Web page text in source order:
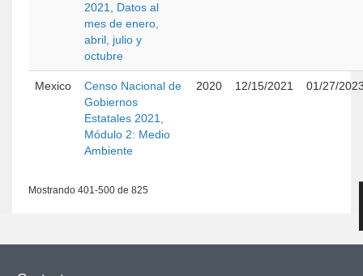
2021, Datos al
mes de enero,
abril, julio y
octubre
Mexico
Censo Nacional de
Gobiernos
Estatales 2021,
Módulo 2: Medio
Ambiente
2020 12/15/2021 01/27/
Mostrando 401-500 de 825